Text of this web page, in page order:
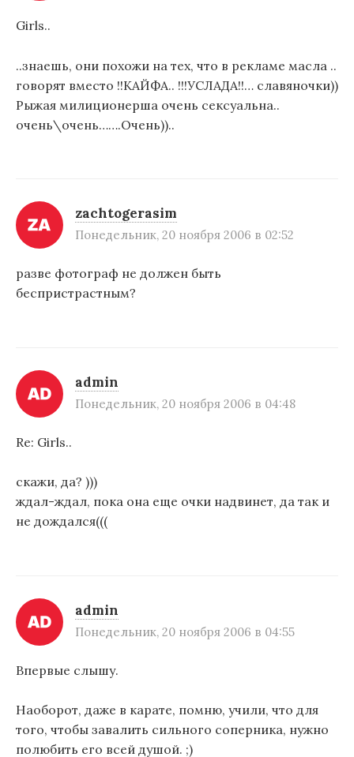
Girls..
..знаешь, они похожи на тех, что в рекламе масла ..
говорят вместо !!КАЙФА.. !!!УСЛАДА!!… славяночки))
Рыжая милиционерша очень сексуальна..
очень\очень…….Очень))..
zachtogerasim
Понедельник, 20 ноября 2006 в 02:52
разве фотограф не должен быть
беспристрастным?
admin
Понедельник, 20 ноября 2006 в 04:48
Re: Girls..
скажи, да? )))
ждал-ждал, пока она еще очки надвинет, да так и
не дождался(((
admin
Понедельник, 20 ноября 2006 в 04:55
Впервые слышу.
Наоборот, даже в карате, помню, учили, что для
того, чтобы завалить сильного соперника, нужно
полюбить его всей душой. ;)